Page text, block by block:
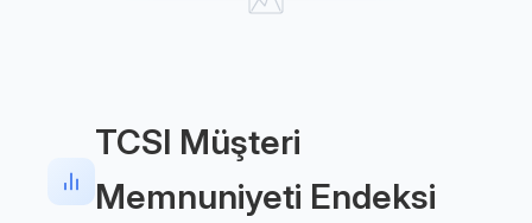
TCSI Müşteri
Memnuniyeti Endeksi